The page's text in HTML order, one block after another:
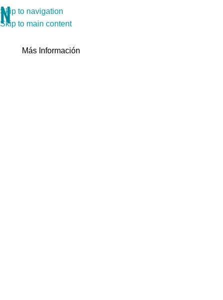
Skip to navigation
Skip to main content
Somos un fabricante de tecnología médica
Asociación colaborativa de
Más Información